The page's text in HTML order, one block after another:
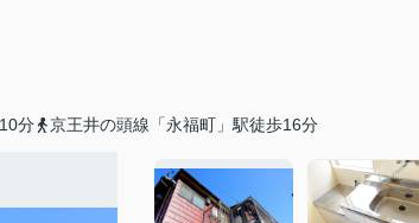
分 京王井の頭線「永福町」駅徒歩16分